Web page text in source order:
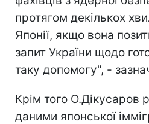
протягом декількох
Японії, якщо вона
запит України щодо
таку допомогу", -
Крім того О.Дікусаров
даними японської